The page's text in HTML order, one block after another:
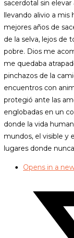
sacerdotal sin
llevando alivio a mis
mejores años de
de la selva, lejos de
pobre. Dios me
me quedaba
pinchazos de la
encuentros con
protegió ante las
englobadas en un
donde la vida
mundos, el visible y
lugares donde
Opens in a